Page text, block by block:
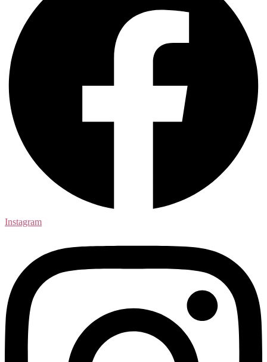
Instagram